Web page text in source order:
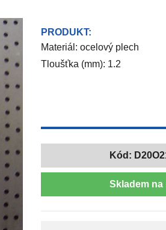
PRODUKT:
Materiál: ocelový plech
Tloušťka (mm): 1.2
Kód:
Skladem